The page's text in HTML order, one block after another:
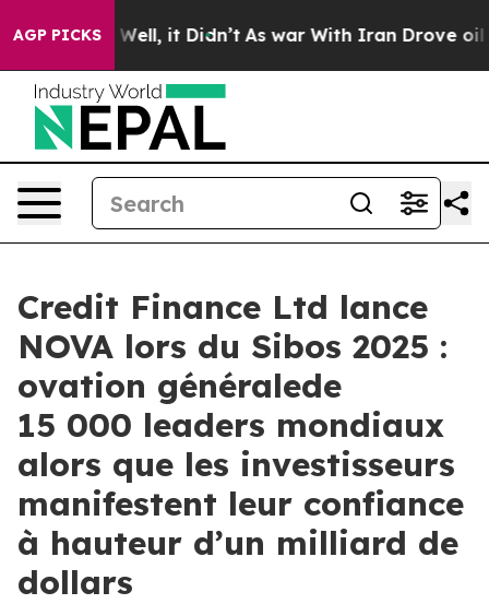
AGP PICKS
40%. Well, it Didn’t As war With Iran Drove oil
Credit Finance Ltd lance
NOVA lors du Sibos 2025 :
ovation généralede
15 000 leaders mondiaux
alors que les investisseurs
manifestent leur confiance
à hauteur d’un milliard de
dollars